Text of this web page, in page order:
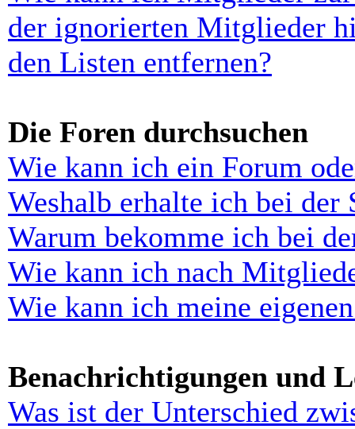
der ignorierten Mitglieder
den Listen entfernen?
Die Foren durchsuchen
Wie kann ich ein Forum
Weshalb erhalte ich bei der
Warum bekomme ich bei
Wie kann ich nach
Wie kann ich meine
Benachrichtigungen und
Was ist der Unterschied